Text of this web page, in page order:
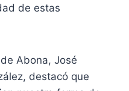
de estas
Abona, José
destacó que